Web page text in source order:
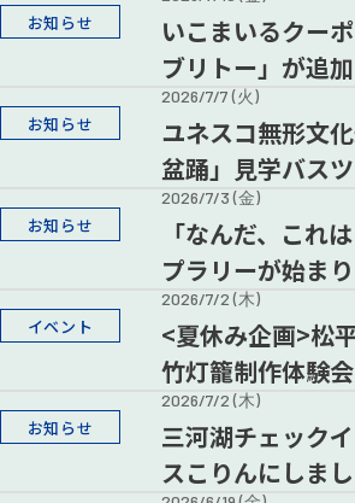
お知らせ
いこまいるクー
ブリトー」が追
お知らせ
2026/7/7 (火)
ユネスコ無形文
盆踊」見学バス
お知らせ
2026/7/3 (金)
「なんだ、これ
プラリーが始まり
イベント
2026/7/2 (木)
<夏休み企画>松
竹灯籠制作体験
お知らせ
2026/7/2 (木)
三河湖チェック
スこりんにしま